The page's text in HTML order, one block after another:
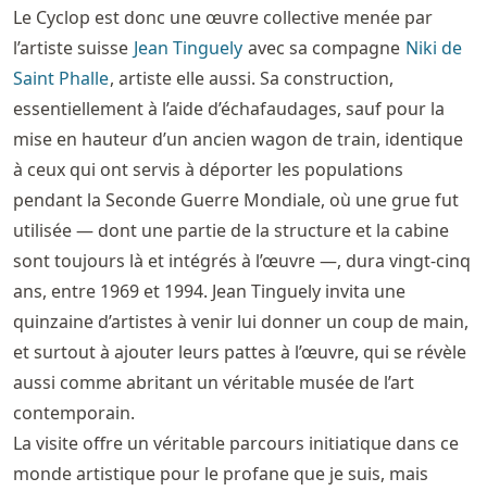
Le Cyclop est donc une œuvre collective menée par
l’artiste suisse Jean Tinguely avec sa compagne Niki de
Saint Phalle, artiste elle aussi. Sa construction,
essentiellement à l’aide d’échafaudages, sauf pour la
mise en hauteur d’un ancien wagon de train, identique
à ceux qui ont servis à déporter les populations
pendant la Seconde Guerre Mondiale, où une grue fut
utilisée — dont une partie de la structure et la cabine
sont toujours là et intégrés à l’œuvre —, dura vingt-cinq
ans, entre 1969 et 1994. Jean Tinguely invita une
quinzaine d’artistes à venir lui donner un coup de main,
et surtout à ajouter leurs pattes à l’œuvre, qui se révèle
aussi comme abritant un véritable musée de l’art
contemporain.
La visite offre un véritable parcours initiatique dans ce
monde artistique pour le profane que je suis, mais